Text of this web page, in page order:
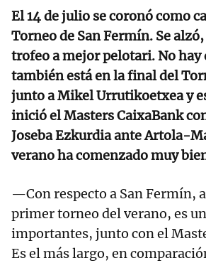
El 14 de julio se coronó como
Torneo de San Fermín. Se
trofeo a mejor pelotari. No hay
también está en la final del
junto a Mikel Urrutikoetxea y
inició el Masters CaixaBank
Joseba Ezkurdia ante Artola-
verano ha comenzado muy
—Con respecto a San Fermín,
primer torneo del verano, es
importantes, junto con el
Es el más largo, en